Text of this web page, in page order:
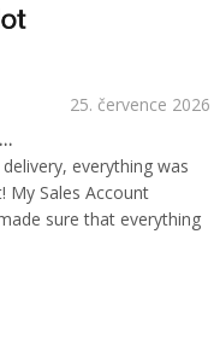
25. července 2026
everything was
My Sales Account
sure that everything